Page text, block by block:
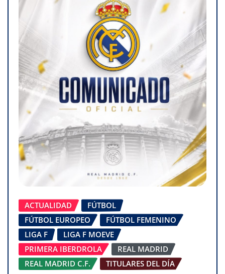
ACTUALIDAD
FÚTBOL
FÚTBOL EUROPEO
FÚTBOL FEMENINO
LIGA F
LIGA F MOEVE
PRIMERA IBERDROLA
REAL MADRID
REAL MADRID C.F.
TITULARES DEL DÍA